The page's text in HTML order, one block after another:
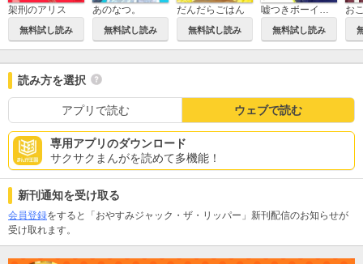
架刑のアリス
無料試し読み
あのなつ。
無料試し読み
だんだらごはん
無料試し読み
嘘つきボーイフレンド
無料試し読み
読み方を選択
アプリで読む ウェブで読む
専用アプリのダウンロード
サクサクまんがを読めて多機能！
新刊通知を受け取る
会員登録をすると「おやすみジャック・ザ・リッパー」新刊配信のお知らせが
受け取れます。